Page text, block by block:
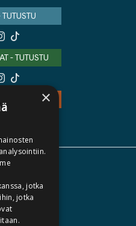
- TUTUSTU
×
jotka
jotka